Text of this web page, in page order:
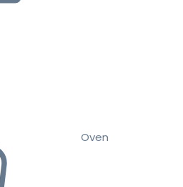
Oven